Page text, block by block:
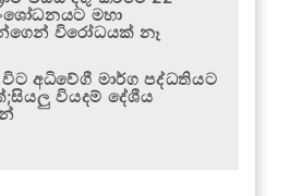
මහා
විරෝධයක් නෑ
අධිවේගී මාර්ග පද්ධතියට
වියදම් දේශීය